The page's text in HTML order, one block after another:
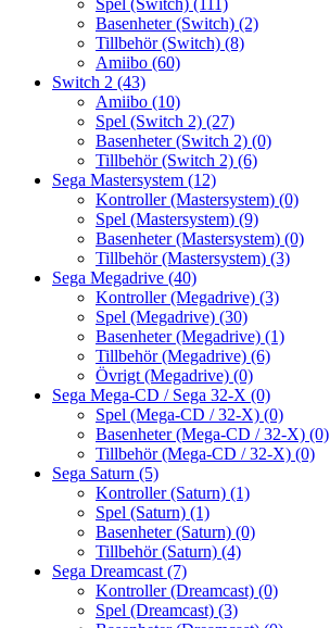
Spel (Switch) (111)
Basenheter (Switch) (2)
Tillbehör (Switch) (8)
Amiibo (60)
Switch 2 (43)
Amiibo (10)
Spel (Switch 2) (27)
Basenheter (Switch 2) (0)
Tillbehör (Switch 2) (6)
Sega Mastersystem (12)
Kontroller (Mastersystem) (0)
Spel (Mastersystem) (9)
Basenheter (Mastersystem) (0)
Tillbehör (Mastersystem) (3)
Sega Megadrive (40)
Kontroller (Megadrive) (3)
Spel (Megadrive) (30)
Basenheter (Megadrive) (1)
Tillbehör (Megadrive) (6)
Övrigt (Megadrive) (0)
Sega Mega-CD / Sega 32-X (0)
Spel (Mega-CD / 32-X) (0)
Basenheter (Mega-CD / 32-X) (0)
Tillbehör (Mega-CD / 32-X) (0)
Sega Saturn (5)
Kontroller (Saturn) (1)
Spel (Saturn) (1)
Basenheter (Saturn) (0)
Tillbehör (Saturn) (4)
Sega Dreamcast (7)
Kontroller (Dreamcast) (0)
Spel (Dreamcast) (3)